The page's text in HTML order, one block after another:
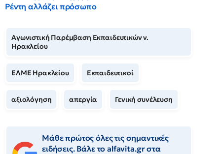
Ρέντη αλλάζει πρόσωπο
Αγωνιστική Παρέμβαση Εκπαιδευτικών ν.
Ηρακλείου
ΕΛΜΕ Ηρακλείου Εκπαιδευτικοί
αξιολόγηση απεργία Γενική συνέλευση
Μάθε πρώτος όλες τις σημαντικές
ειδήσεις. Βάλε το alfavita.gr στα